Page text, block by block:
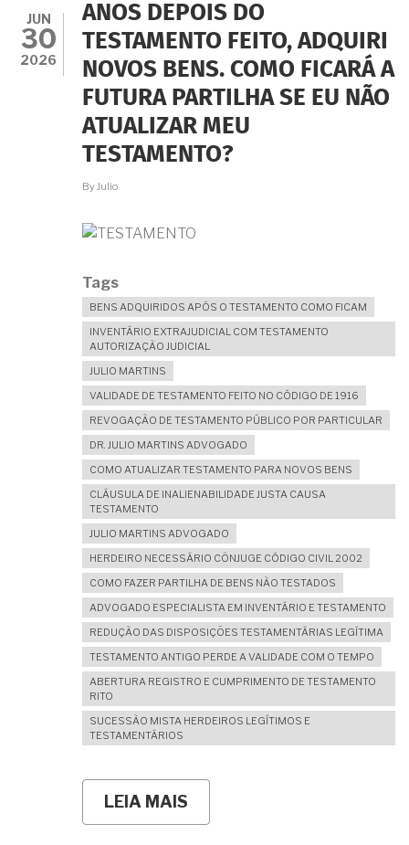
JUN
30
2026
ANOS DEPOIS DO
TESTAMENTO FEITO, ADQUIRI
NOVOS BENS. COMO FICARÁ A
FUTURA PARTILHA SE EU NÃO
ATUALIZAR MEU
TESTAMENTO?
By Julio
Tags
BENS ADQUIRIDOS APÓS O TESTAMENTO COMO FICAM
INVENTÁRIO EXTRAJUDICIAL COM TESTAMENTO
AUTORIZAÇÃO JUDICIAL
JULIO MARTINS
VALIDADE DE TESTAMENTO FEITO NO CÓDIGO DE 1916
REVOGAÇÃO DE TESTAMENTO PÚBLICO POR PARTICULAR
DR. JULIO MARTINS ADVOGADO
COMO ATUALIZAR TESTAMENTO PARA NOVOS BENS
CLÁUSULA DE INALIENABILIDADE JUSTA CAUSA
TESTAMENTO
JULIO MARTINS ADVOGADO
HERDEIRO NECESSÁRIO CÔNJUGE CÓDIGO CIVIL 2002
COMO FAZER PARTILHA DE BENS NÃO TESTADOS
ADVOGADO ESPECIALISTA EM INVENTÁRIO E TESTAMENTO
REDUÇÃO DAS DISPOSIÇÕES TESTAMENTÁRIAS LEGÍTIMA
TESTAMENTO ANTIGO PERDE A VALIDADE COM O TEMPO
ABERTURA REGISTRO E CUMPRIMENTO DE TESTAMENTO
RITO
SUCESSÃO MISTA HERDEIROS LEGÍTIMOS E
TESTAMENTÁRIOS
LEIA MAIS
ANOS